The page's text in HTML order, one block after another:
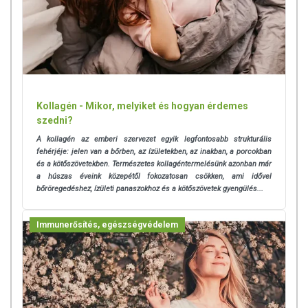
porkeveréket, majd lassan adagold hozzá a vizet folyamatos
kevergetés mellett.
Sokkal finomabb az italod, hahideg vizethasználsz.
Kísérletezz, hozd létre azízlésednek megfelelő ízt: ha túl
édesnek találod az italt, hígítsd fel bátran, ha nem elég édes és
kimért porkeverék hatóanyagtartalmán ez semmit nem
változtat.
használd a tasakban található mérőkanalat, így biztosan nem
fogsz tévedni.
Ha vanshakered(benne a hasznos törőráccsal), akkor
vesd be, a tökéletes oldódásban ez nagy segítség. Kis habzást
azonban eltűnik az ital tetejéről.
Plusz tipp:ha véletlenül nedvesség éri a mérőkanalat, akkor
töröld szárazra és csak utána helyezd vissza a zacskóba,
különben a termék csomósodik odabent, az pedig nem tesz jót
a minőségnek.
+1 plusz tipp:lehetőleg száraz környezetben nyisd fel a
tasakot, majd ha kimérted a megfelelő adagot,
Kollagén - Mikor, melyiket és hogyan érdemes
szedni?
A kollagén az emberi szervezet egyik legfontosabb strukturális
fehérjéje: jelen van a bőrben, az ízületekben, az inakban, a porcokban
és a kötőszövetekben. Természetes kollagéntermelésünk azonban már
a húszas éveink közepétől fokozatosan csökken, ami idővel
bőröregedéshez, ízületi panaszokhoz és a kötőszövetek gyengülés...
Immunerősítés, egészségvédelem